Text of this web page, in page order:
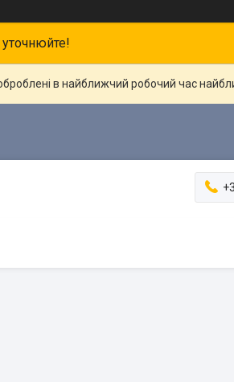
уточнюйте!
в найближчий робочий час